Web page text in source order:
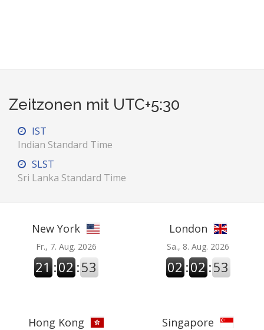
Zeitzonen mit UTC+5:30
IST
Indian Standard Time
SLST
Sri Lanka Standard Time
New York
Fr., 7. Aug. 2026
21 :02 :54
London
Sa., 8. Aug. 2026
02 :02 :54
Hong Kong Singapore